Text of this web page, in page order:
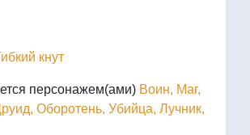
кнут
персонажем(ами) Воин, Маг,
Оборотень, Убийца, Лучник,